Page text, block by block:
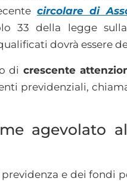
circolare di
33 della legge
dovrà essere
di crescente
previdenziali,
agevolato
e dei fondi